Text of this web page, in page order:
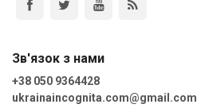
Зв'язок з нами
+38 050 9364428
ukrainaincognita.com@gmail.com